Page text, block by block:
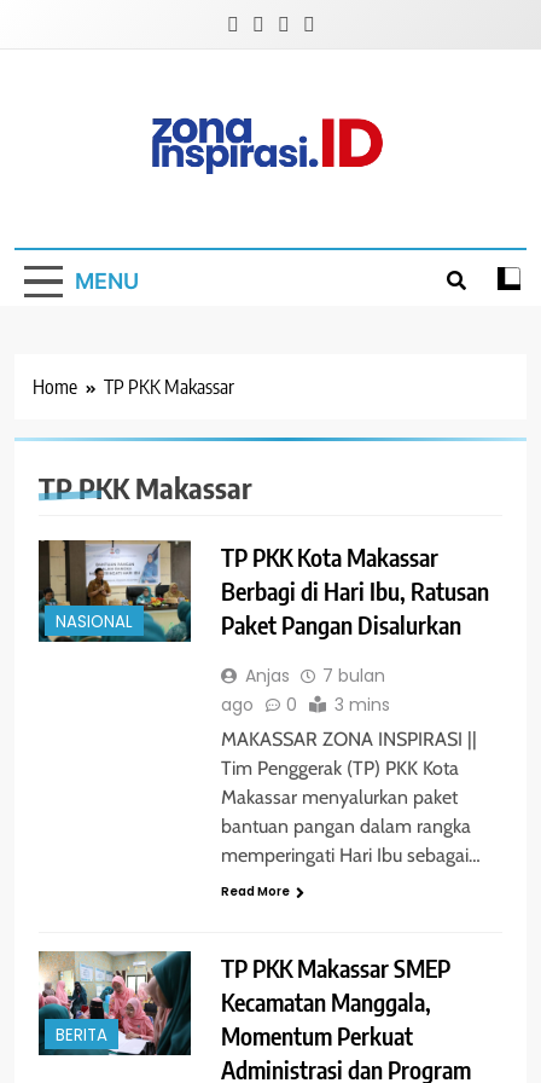
MENU
Home TP PKK Makassar
TP PKK Makassar
NASIONAL
TP PKK Kota Makassar
Berbagi di Hari Ibu, Ratusan
Paket Pangan Disalurkan
Anjas
7 bulan
ago
0 3 mins
MAKASSAR ZONA INSPIRASI ||
Tim Penggerak (TP) PKK Kota
Makassar menyalurkan paket
bantuan pangan dalam rangka
memperingati Hari Ibu sebagai…
Read More
BERITA
TP PKK Makassar SMEP
Kecamatan Manggala,
Momentum Perkuat
Administrasi dan Program